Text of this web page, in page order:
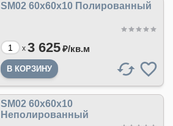
SM02 60x60x10 Полированный
x 3 625₽/кв.м
SM02 60x60x10
Неполированный